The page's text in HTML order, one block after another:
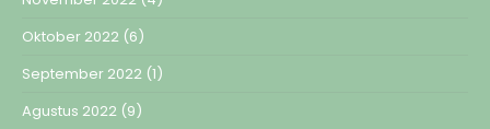
Oktober 2022 (6)
September 2022 (1)
Agustus 2022 (9)